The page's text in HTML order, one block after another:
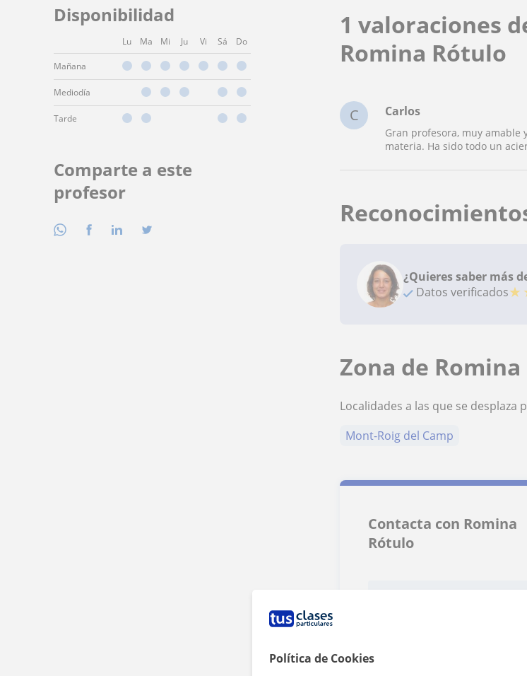
Política de Cookies
Disponibilidad
Lu Ma Mi Ju Vi Sá Do
Mañana
Mediodía
Tarde
Comparte a este
profesor
1 valoraciones
Romina Rótulo
C Carlos
Gran profesora, muy
materia. Ha sido todo un
¿Quieres saber más
Datos verificados★
Zona de
Localidades a las que se desplaza
Mont-Roig del Camp
Contacta con Romina
Rótulo